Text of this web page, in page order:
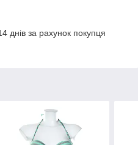
днів за рахунок покупця